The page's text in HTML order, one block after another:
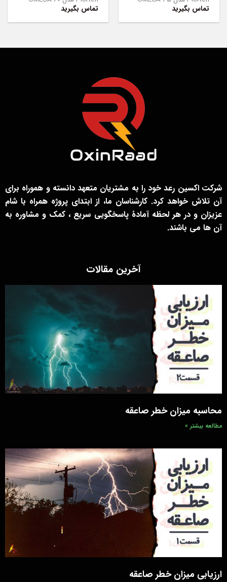
تماس بگیرید
تماس بگیرید
شرکت اکسین رعد خود را به مشتریان متعهد دانسته و هموراه برای
آن تلاش خواهد کرد. کارشناسان ما، از ابتدای پروژه همراه با شام
عزیزان و در هر لحظه آمادۀ پاسخگویی سریع ، کمک و مشاوره به
آن ها می باشند.
آخرین مقالات
محاسبه میزان خطر صاعقه
مطالعه بیشتر »
ارزیابی میزان خطر صاعقه